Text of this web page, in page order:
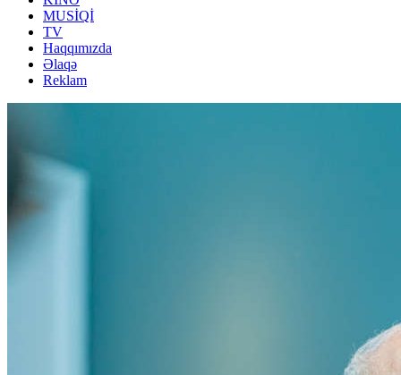
MUSİQİ
TV
Haqqımızda
Əlaqə
Reklam